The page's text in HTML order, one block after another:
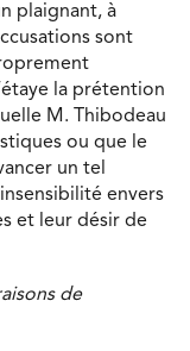
plaignant, à
sont
la prétention
M. Thibodeau
ou que le
un tel
envers
et leur désir de
de